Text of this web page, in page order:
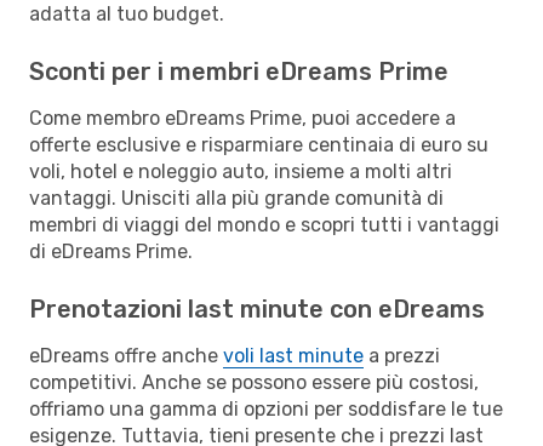
adatta al tuo budget.
Sconti per i membri eDreams Prime
Come membro eDreams Prime, puoi accedere a
offerte esclusive e risparmiare centinaia di euro su
voli, hotel e noleggio auto, insieme a molti altri
vantaggi. Unisciti alla più grande comunità di
membri di viaggi del mondo e scopri tutti i vantaggi
di eDreams Prime.
Prenotazioni last minute con eDreams
eDreams offre anche voli last minute a prezzi
competitivi. Anche se possono essere più costosi,
offriamo una gamma di opzioni per soddisfare le tue
esigenze. Tuttavia, tieni presente che i prezzi last